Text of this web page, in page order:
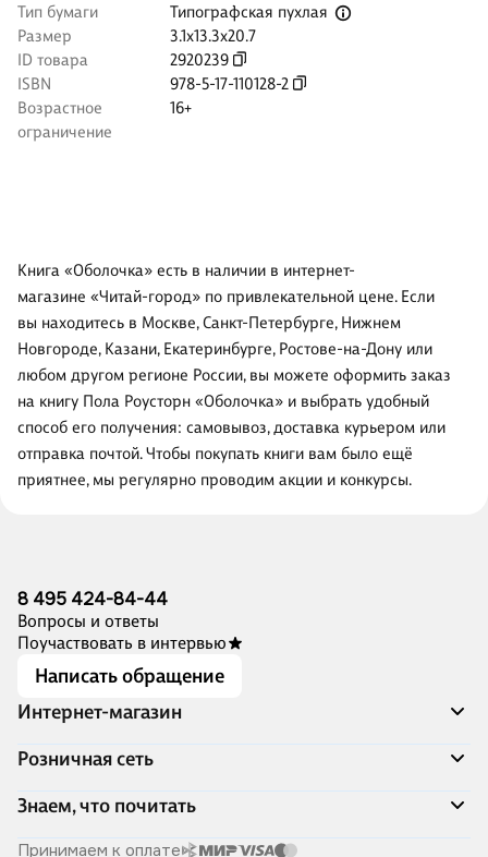
Тип бумаги
Типографская пухлая
Размер
3.1x13.3x20.7
ID товара
2920239
ISBN
978-5-17-110128-2
Возрастное
ограничение
16+
Книга «Оболочка» есть в наличии в интернет-
магазине «Читай-город» по привлекательной цене. Если
вы находитесь в Москве, Санкт-Петербурге, Нижнем
Новгороде, Казани, Екатеринбурге, Ростове-на-Дону или
любом другом регионе России, вы можете оформить заказ
на книгу Пола Роусторн «Оболочка» и выбрать удобный
способ его получения: самовывоз, доставка курьером или
отправка почтой. Чтобы покупать книги вам было ещё
приятнее, мы регулярно проводим акции и конкурсы.
8 495 424-84-44
Вопросы и ответы
Поучаствовать в интервью
Написать обращение
Интернет-магазин
Акции
Доставка и оплата
Программа лояльности
Подарочные сертификаты
Розничная сеть
Адреса магазинов
О компании
Знаем, что почитать
Скоро в продаже
Принимаем к оплате